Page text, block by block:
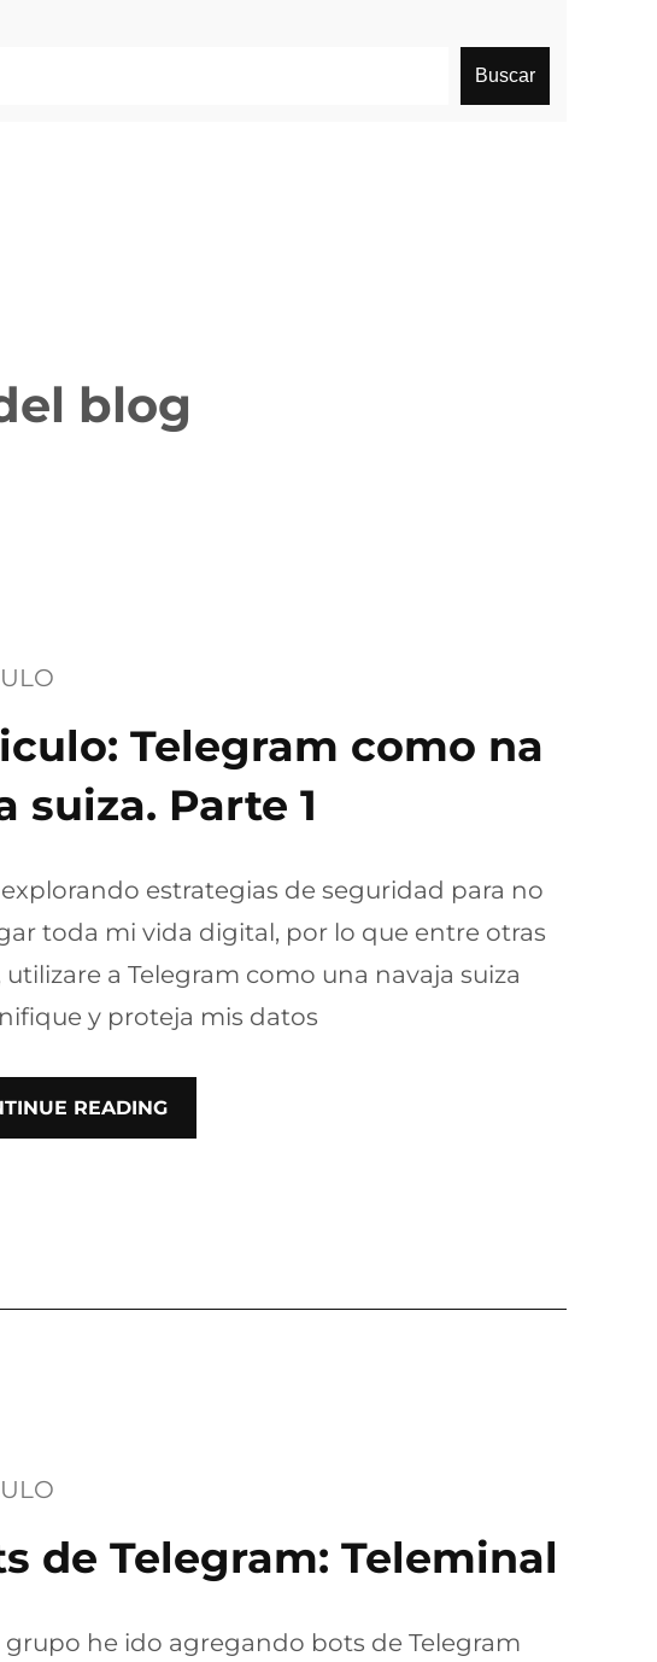
Buscar
blog
Telegram como na
suiza. Parte 1
estrategias de seguridad para no
toda mi vida digital, por lo que entre otras
utilizare a Telegram como una navaja suiza
y proteja mis datos
READING
de Telegram: Teleminal
grupo he ido agregando bots de Telegram